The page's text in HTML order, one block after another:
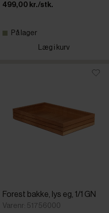
499,00 kr./stk.
På lager
Læg i kurv
Forest bakke, lys eg, 1/1 GN
Varenr: 51756000